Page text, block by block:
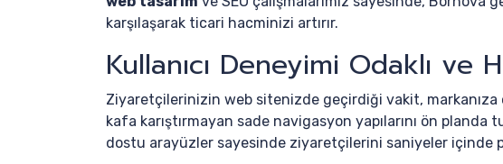
karşılaşarak ticari hacminizi artırır.
Kullanıcı Deneyimi Odaklı ve
Ziyaretçilerinizin web sitenizde geçirdiği vakit, markanıza
kafa karıştırmayan sade navigasyon yapılarını ön planda
dostu arayüzler sayesinde ziyaretçilerini saniyeler içinde